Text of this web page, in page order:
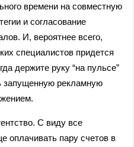
времени на совместную
и согласование
И, вероятнее всего,
специалистов придется
держите руку “на пульсе”
запущенную рекламную
С виду все
оплачивать пару счетов в